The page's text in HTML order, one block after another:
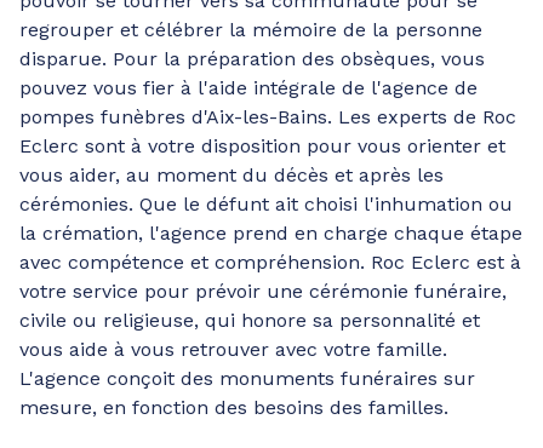
regrouper et célébrer la mémoire de la personne
disparue. Pour la préparation des obsèques, vous
pouvez vous fier à l'aide intégrale de l'agence de
pompes funèbres d'Aix-les-Bains. Les experts de Roc
Eclerc sont à votre disposition pour vous orienter et
vous aider, au moment du décès et après les
cérémonies. Que le défunt ait choisi l'inhumation ou
la crémation, l'agence prend en charge chaque étape
avec compétence et compréhension. Roc Eclerc est à
votre service pour prévoir une cérémonie funéraire,
civile ou religieuse, qui honore sa personnalité et
vous aide à vous retrouver avec votre famille.
L'agence conçoit des monuments funéraires sur
mesure, en fonction des besoins des familles.